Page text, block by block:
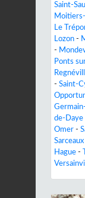
Saint-
Le
Lozon -
-
Ponts
- Saint-
de-Daye
Omer -
Sarceaux
Hague -